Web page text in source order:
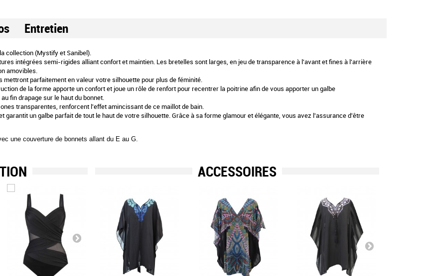
Entretien
collection (Mystify et Sanibel).
intégrées semi-rigides alliant confort et maintien. Les bretelles sont larges, en jeu de transparence à l'avant et fines à l'arrière
amovibles.
parfaitement en valeur votre silhouette pour plus de féminité.
de la forme apporte un confort et joue un rôle de renfort pour recentrer la poitrine afin de vous apporter un galbe
fin drapage sur le haut du bonnet.
transparentes, renforcent l'effet amincissant de ce maillot de bain.
un galbe parfait de tout le haut de votre silhouette. Grâce à sa forme glamour et élégante, vous avez l'assurance d'être
une couverture de bonnets allant du E au G.
ACCESSOIRES